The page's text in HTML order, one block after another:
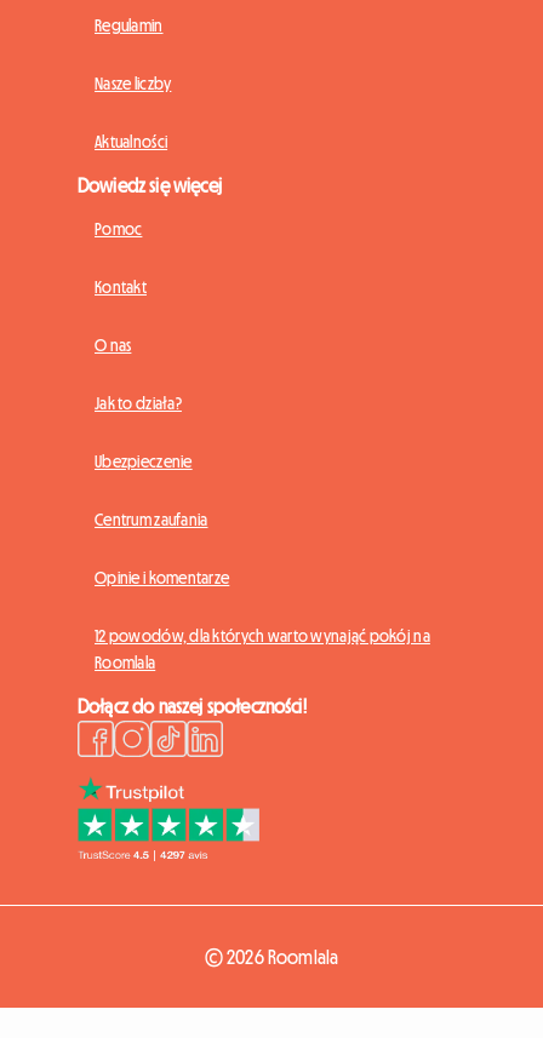
Regulamin
Nasze liczby
Aktualności
Dowiedz się więcej
Pomoc
Kontakt
O nas
Jak to działa?
Ubezpieczenie
Centrum zaufania
Opinie i komentarze
12 powodów, dla których warto wynająć pokój na
Roomlala
Dołącz do naszej społeczności!
© 2026 Roomlala